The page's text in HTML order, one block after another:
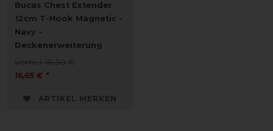
Bucas Chest Extender
12cm T-Hook Magnetic -
Navy -
Deckenerweiterung
vorher 18,50 €
16,65 € *
ARTIKEL MERKEN